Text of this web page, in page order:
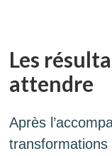
Les
attendre
Après